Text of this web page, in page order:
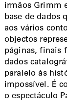
irmãos Grimm
base de dados
aos vários
objectos
páginas, finais
dados
paralelo às
impossível. É
o espectáculo